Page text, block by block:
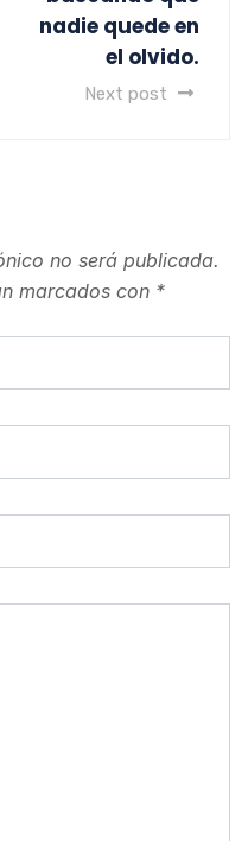
nadie quede en
el olvido.
Next post
no será publicada.
marcados con *